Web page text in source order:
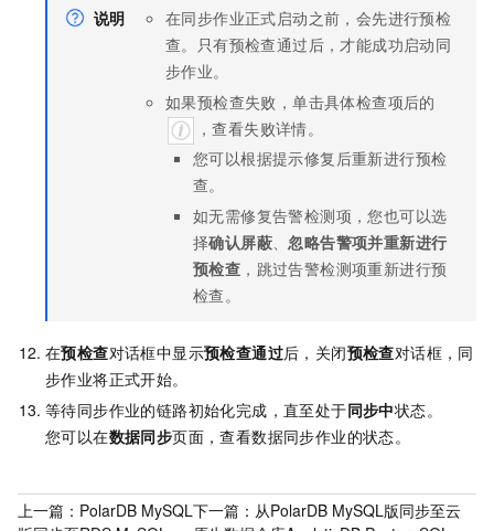
说明
在同步作业正式启动之前，会先进行预检
查。只有预检查通过后，才能成功启动同
步作业。
如果预检查失败，单击具体检查项后的
，查看失败详情。
您可以根据提示修复后重新进行预检
查。
如无需修复告警检测项，您也可以选
择确认屏蔽
忽略告警项并重新进行
预检查 ，跳过告警检测项重新进行预
检查。
在预检查对话框中显示预检查通过后，关闭预检查对话框，同
步作业将正式开始。
等待同步作业的链路初始化完成，直至处于同步中状态。
您可以在数据同步页面，查看数据同步作业的状态。
上一篇： PolarDB MySQL下一篇： 从PolarDB MySQL版同步至云